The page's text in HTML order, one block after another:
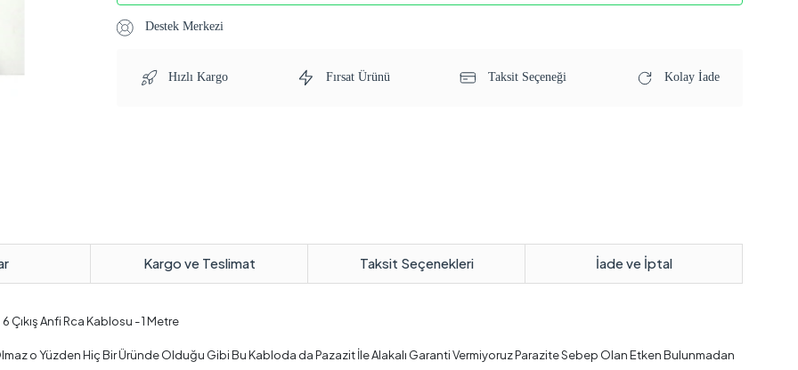
Destek Merkezi
Hızlı Kargo Fırsat Ürünü Taksit Seçeneği Kolay İade
Kargo ve Teslimat Taksit Seçenekleri İade ve İptal
Çıkış Anfi Rca Kablosu - 1 Metre
o Yüzden Hiç Bir Üründe Olduğu Gibi Bu Kabloda da Pazazit İle Alakalı Garanti Vermiyoruz Parazite Sebep Olan Etken Bulunmadan